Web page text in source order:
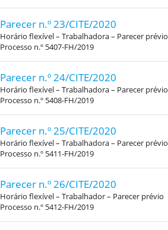
Parecer n.º 23/CITE/2020
Horário flexível – Trabalhadora – Parecer prévio
Processo n.º 5407-FH/2019
Parecer n.º 24/CITE/2020
Horário flexível – Trabalhadora – Parecer prévio
Processo n.º 5408-FH/2019
Parecer n.º 25/CITE/2020
Horário flexível – Trabalhadora – Parecer prévio
Processo n.º 5411-FH/2019
Parecer n.º 26/CITE/2020
Horário flexível – Trabalhador – Parecer prévio
Processo n.º 5412-FH/2019